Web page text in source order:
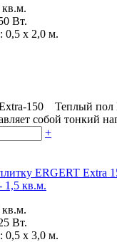
кв.м.
Вт.
: 0,5 х 2,0 м.
150 Теплый пол
собой тонкий
+
1,5 кв.м.
кв.м.
Вт.
: 0,5 х 3,0 м.